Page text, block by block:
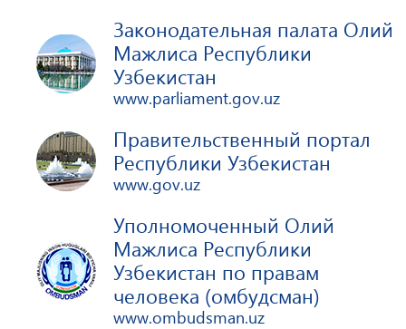
Законодательная палата Олий
Мажлиса Республики
Узбекистан
www.parliament.gov.uz
Правительственный портал
Республики Узбекистан
www.gov.uz
Уполномоченный Олий
Мажлиса Республики
Узбекистан по правам
человека (омбудсман)
www.ombudsman.uz